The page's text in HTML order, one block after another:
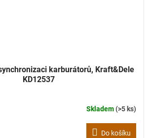
karburátorů, Kraft&Dele
KD12537
Skladem(>5 ks)
Do košíku